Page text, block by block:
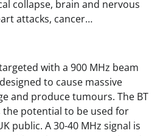
collapse, brain and nervous
attacks, cancer…
with a 900 MHz beam
to cause massive
and produce tumours. The BT
potential to be used for
public. A 30-40 MHz signal is